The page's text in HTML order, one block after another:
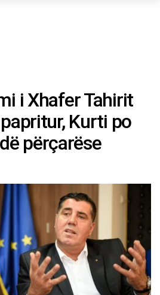
i Xhafer Tahirit
Kurti po
përçarëse